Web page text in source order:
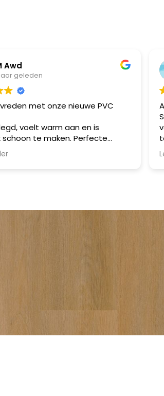
met onze nieuwe PVC
voelt warm aan en is
te maken. Perfecte
stijl en praktisch gebruik.
Al
Lees